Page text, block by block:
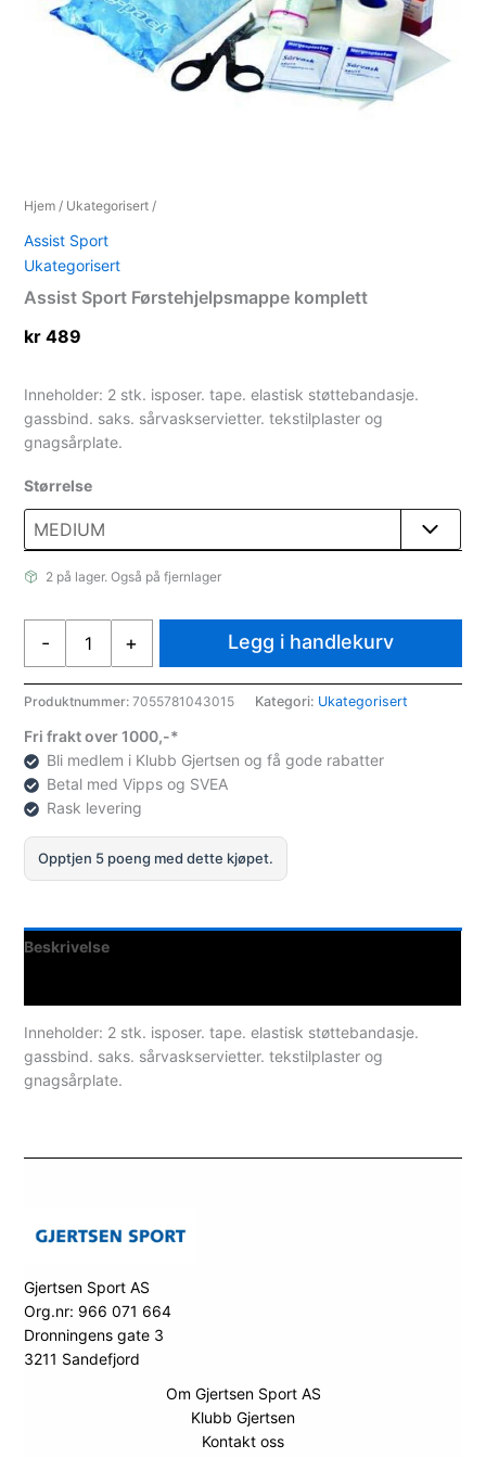
Hjem / Ukategorisert /
Assist Sport
Ukategorisert
Assist Sport Førstehjelpsmappe komplett
kr 489
Inneholder: 2 stk. isposer. tape. elastisk støttebandasje.
gassbind. saks. sårvaskservietter. tekstilplaster og
gnagsårplate.
Størrelse
2 på lager. Også på fjernlager
-
komplett
+ Legg i handlekurv
Produktnummer:7055781043015 Kategori: Ukategorisert
Fri frakt over 1000,-*
Bli medlem i Klubb Gjertsen og få gode rabatter
Betal med Vipps og SVEA
Rask levering
Opptjen 5 poeng med dette kjøpet.
Beskrivelse
Inneholder: 2 stk. isposer. tape. elastisk støttebandasje.
gassbind. saks. sårvaskservietter. tekstilplaster og
gnagsårplate.
Gjertsen Sport AS
Org.nr: 966 071 664
Dronningens gate 3
3211 Sandefjord
Om Gjertsen Sport AS
Klubb Gjertsen
Kontakt oss